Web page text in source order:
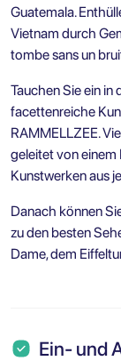
Guatemala.
Vietnam durch
tombe sans un
Tauchen Sie ein
facettenreiche
RAMMELLZEE.
geleitet von einem
Kunstwerken aus
Danach können
zu den besten
Dame, dem
Ein- und